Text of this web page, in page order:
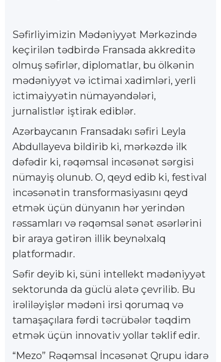
Səfirliyimizin Mədəniyyət Mərkəzində
keçirilən tədbirdə Fransada akkreditə
olmuş səfirlər, diplomatlar, bu ölkənin
mədəniyyət və ictimai xadimləri, yerli
ictimaiyyətin nümayəndələri,
jurnalistlər iştirak ediblər.
Azərbaycanın Fransadakı səfiri Leyla
Abdullayeva bildirib ki, mərkəzdə ilk
dəfədir ki, rəqəmsal incəsənət sərgisi
nümayiş olunub. O, qeyd edib ki, festival
incəsənətin transformasiyasını qeyd
etmək üçün dünyanın hər yerindən
rəssamları və rəqəmsal sənət əsərlərini
bir araya gətirən illik beynəlxalq
platformadır.
Səfir deyib ki, süni intellekt mədəniyyət
sektorunda da güclü alətə çevrilib. Bu
irəliləyişlər mədəni irsi qorumaq və
tamaşaçılara fərdi təcrübələr təqdim
etmək üçün innovativ yollar təklif edir.
“Mezo” Rəqəmsal İncəsənət Qrupu idarə